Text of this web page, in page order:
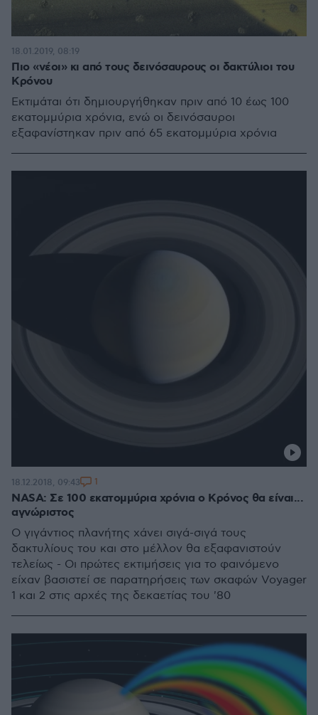
Πιο «νέοι» κι από τους δεινόσαυρους οι δακτύλιοι του
Κρόνου
Εκτιμάται ότι δημιουργήθηκαν πριν από 10 έως 100
εκατομμύρια χρόνια, ενώ οι δεινόσαυροι
εξαφανίστηκαν πριν από 65 εκατομμύρια χρόνια
18.01.2019, 08:19
NASA: Σε 100 εκατομμύρια χρόνια ο Κρόνος θα είναι...
αγνώριστος
Ο γιγάντιος πλανήτης χάνει σιγά-σιγά τους
δακτυλίους του και στο μέλλον θα εξαφανιστούν
τελείως - Οι πρώτες εκτιμήσεις για το φαινόμενο
είχαν βασιστεί σε παρατηρήσεις των σκαφών Voyager
1 και 2 στις αρχές της δεκαετίας του '80
18.12.2018, 09:43 1